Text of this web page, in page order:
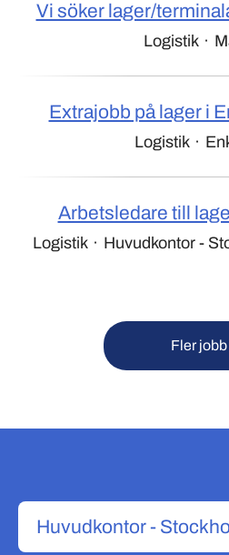
Vi söker lager/
Logistik ·
Extrajobb på lager i
Logistik ·
Arbetsledare till
Logistik · Huvudkontor -
Fler jobb